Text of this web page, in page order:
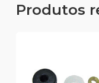
Produtos